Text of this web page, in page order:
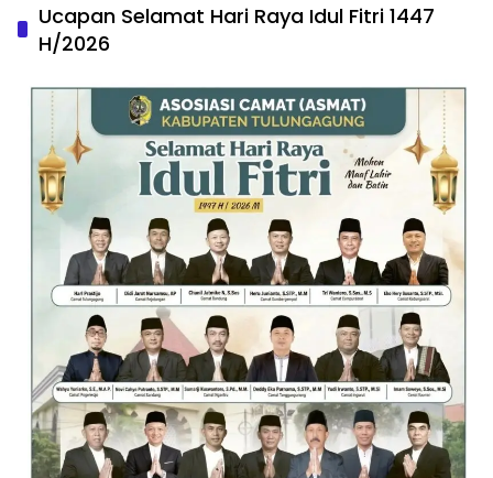
Ucapan Selamat Hari Raya Idul Fitri 1447
H/2026